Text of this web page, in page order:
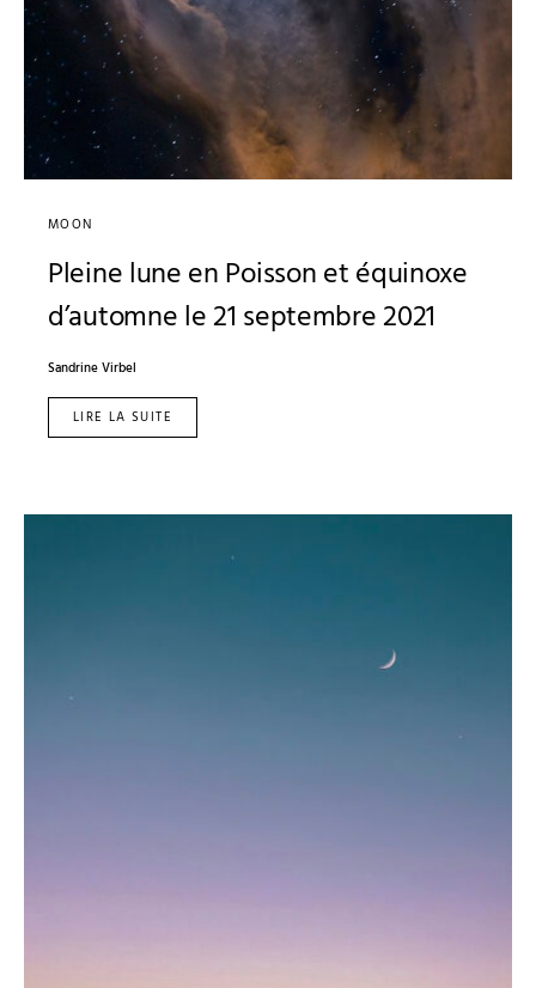
MOON
Pleine lune en Poisson et équinoxe
d’automne le 21 septembre 2021
Sandrine Virbel
LIRE LA SUITE